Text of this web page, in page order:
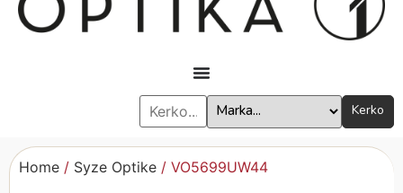
Kerko
Home / Syze Optike / VO5699UW44